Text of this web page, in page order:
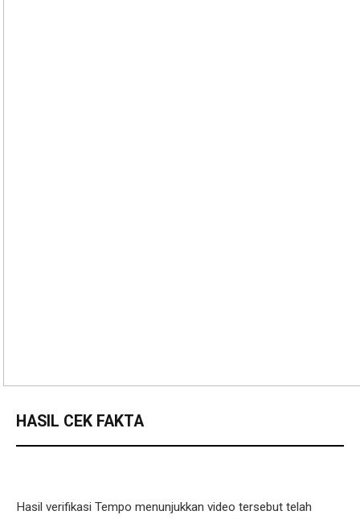
HASIL CEK FAKTA
Hasil verifikasi Tempo menunjukkan video tersebut telah